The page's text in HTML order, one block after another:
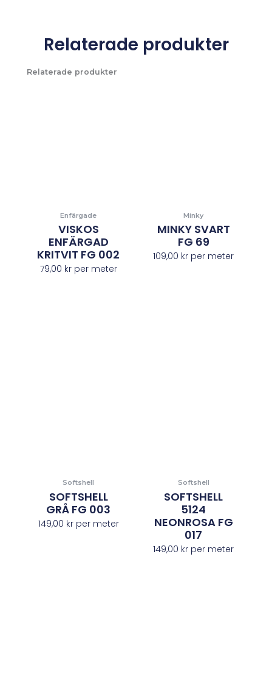
Relaterade produkter
Relaterade produkter
Enfärgade
VISKOS
ENFÄRGAD
KRITVIT FG 002
79,00 krper meter
Minky
MINKY SVART
FG 69
109,00 kr per meter
Softshell
SOFTSHELL
GRÅ FG 003
149,00 krper meter
Softshell
SOFTSHELL
5124
NEONROSA FG
017
149,00 kr per meter